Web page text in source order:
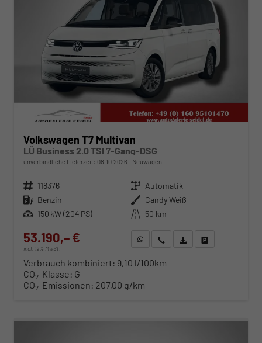
Volkswagen T7 Multivan
LÜ Business 2.0 TSI 7-Gang-DSG
unverbindliche Lieferzeit: 08.10.2026 Neuwagen
Fahrzeugnr. 118376 Getriebe Automatik
Kraftstoff Benzin Außenfarbe Candy Weiß
Leistung 150 kW (204 PS) Kilometerstand 50 km
53.190,– €
incl. 19% MwSt.
WhatsApp anfragen
Wir rufen Sie anFahrzeugexposé (PDF)
Verbrauch kombiniert: 9,10 l/100km
CO2-Klasse: G
CO2-Emissionen: 207,00 g/km